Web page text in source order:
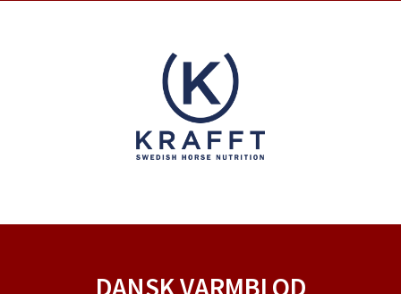
DANSK VARMBLOD